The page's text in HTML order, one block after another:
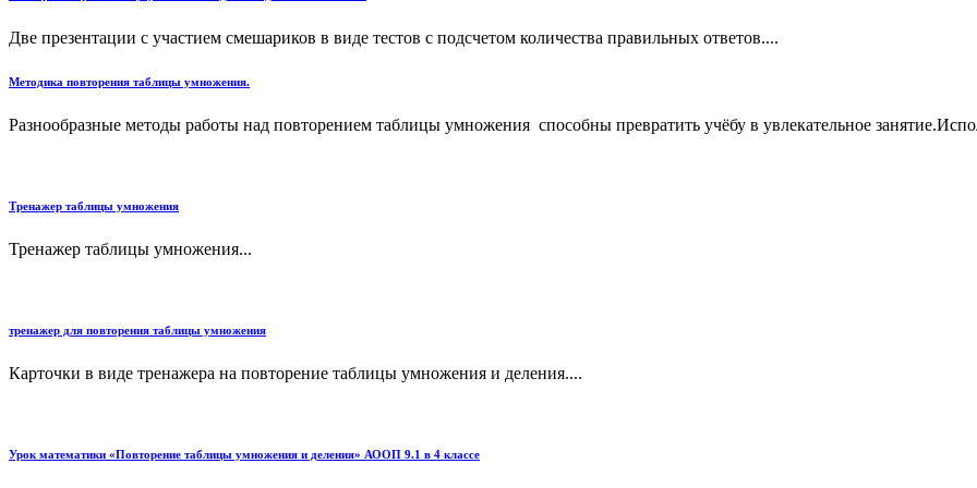
Две презентации с участием смешариков в виде тестов с подсчетом количества правильных ответов....
Методика повторения таблицы умножения.
Разнообразные методы работы над повторением таблицы умножения способны превратить учёбу в увлекательное
Тренажер таблицы умножения
Тренажер таблицы умножения...
тренажер для повторения таблицы умножения
Карточки в виде тренажера на повторение таблицы умножения и деления....
Урок математики «Повторение таблицы умножения и деления» АООП 9.1 в 4 классе